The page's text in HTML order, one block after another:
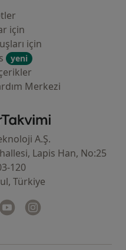
için
için
yeni
Merkezi
- Ana Sayfa
A.Ş.
Lapis Han, No:25
120
Türkiye
açılır
bir sekmede açılır
Youtube
yeni bir sekmede açılır